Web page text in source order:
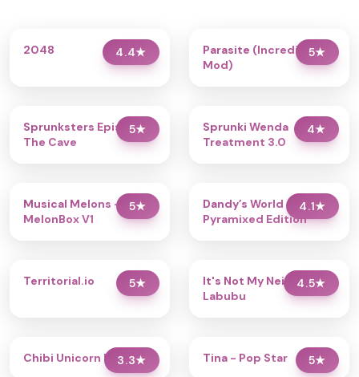
4.4★
2048 5★
Parasite (Incredibox
Mod)
5★
Sprunksters Episode 2:
The Cave
4★
Sprunki Wenda
Treatment 3.0
5★
Musical Melons –
MelonBox V1
4.1★
Dandy’s World
Pyramixed Edition
5★
Territorial.io 4.5★
It's Not My Neighbor:
Labubu
3.3★
Chibi Unicorn Dress Up 5★
Tina - Pop Star